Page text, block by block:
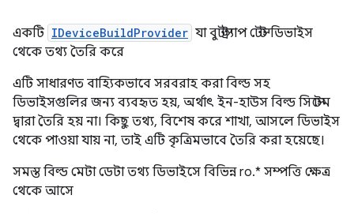
একটি IDeviceBuildProvider যা বুটস্ট্র্যাপ টেস্ট ডিভাইস
থেকে তথ্য তৈরি করে
এটি সাধারণত বাহ্যিকভাবে সরবরাহ করা বিল্ড সহ
ডিভাইসগুলির জন্য ব্যবহৃত হয়, অর্থাৎ ইন-হাউস বিল্ড সিস্টেম
দ্বারা তৈরি হয় না। কিছু তথ্য, বিশেষ করে শাখা, আসলে ডিভাইস
থেকে পাওয়া যায় না, তাই এটি কৃত্রিমভাবে তৈরি করা হয়েছে।
সমস্ত বিল্ড মেটা ডেটা তথ্য ডিভাইসে বিভিন্ন ro.* সম্পত্তি ক্ষেত্র
থেকে আসে